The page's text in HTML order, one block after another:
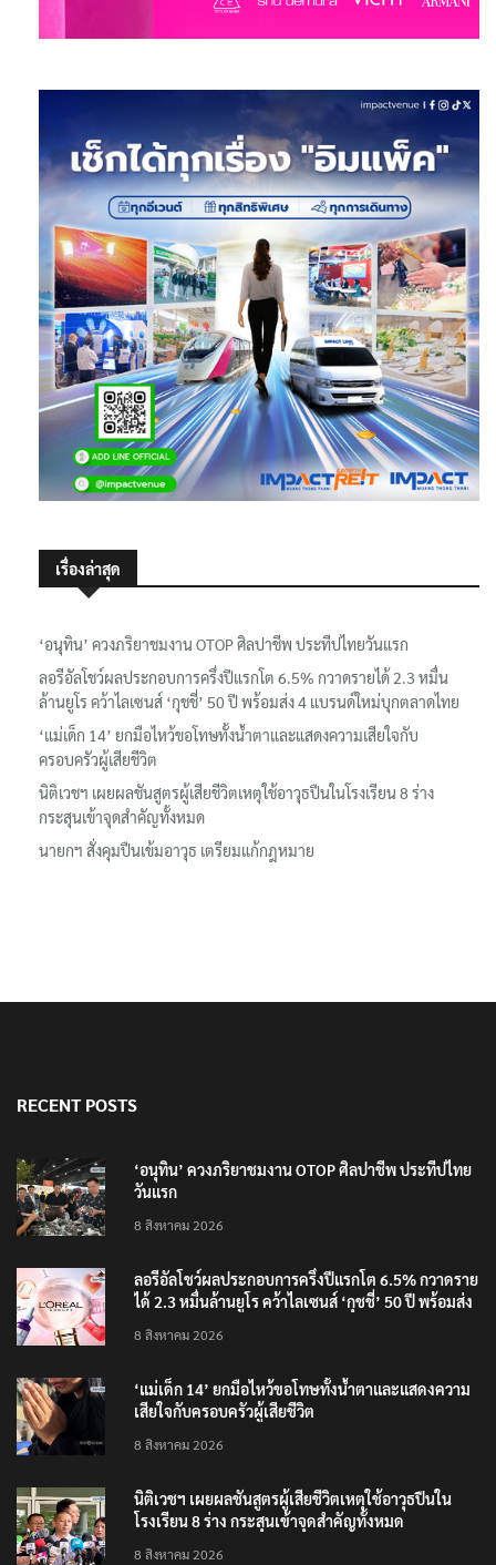
เรื่องล่าสุด
‘อนุทิน’ ควงภริยาชมงาน OTOP ศิลปาชีพ ประทีปไทยวันแรก
ลอรีอัลโชว์ผลประกอบการครึ่งปีแรกโต 6.5% กวาดรายได้ 2.3 หมื่น
ล้านยูโร คว้าไลเซนส์ ‘กุชชี่’ 50 ปี พร้อมส่ง 4 แบรนด์ใหม่บุกตลาดไทย
‘แม่เด็ก 14’ ยกมือไหว้ขอโทษทั้งน้ำตาและแสดงความเสียใจกับ
ครอบครัวผู้เสียชีวิต
นิติเวชฯ เผยผลชันสูตรผู้เสียชีวิตเหตุใช้อาวุธปืนในโรงเรียน 8 ร่าง
กระสุนเข้าจุดสำคัญทั้งหมด
นายกฯ สั่งคุมปืนเข้มอาวุธ เตรียมแก้กฎหมาย
RECENT POSTS
‘อนุทิน’ ควงภริยาชมงาน OTOP ศิลปาชีพ ประทีปไทย
วันแรก
8 สิงหาคม 2026
ลอรีอัลโชว์ผลประกอบการครึ่งปีแรกโต 6.5% กวาดราย
ได้ 2.3 หมื่นล้านยูโร คว้าไลเซนส์ ‘กุชชี่’ 50 ปี พร้อมส่ง
8 สิงหาคม 2026
‘แม่เด็ก 14’ ยกมือไหว้ขอโทษทั้งน้ำตาและแสดงความ
เสียใจกับครอบครัวผู้เสียชีวิต
8 สิงหาคม 2026
นิติเวชฯ เผยผลชันสูตรผู้เสียชีวิตเหตุใช้อาวุธปืนใน
โรงเรียน 8 ร่าง กระสุนเข้าจุดสำคัญทั้งหมด
8 สิงหาคม 2026